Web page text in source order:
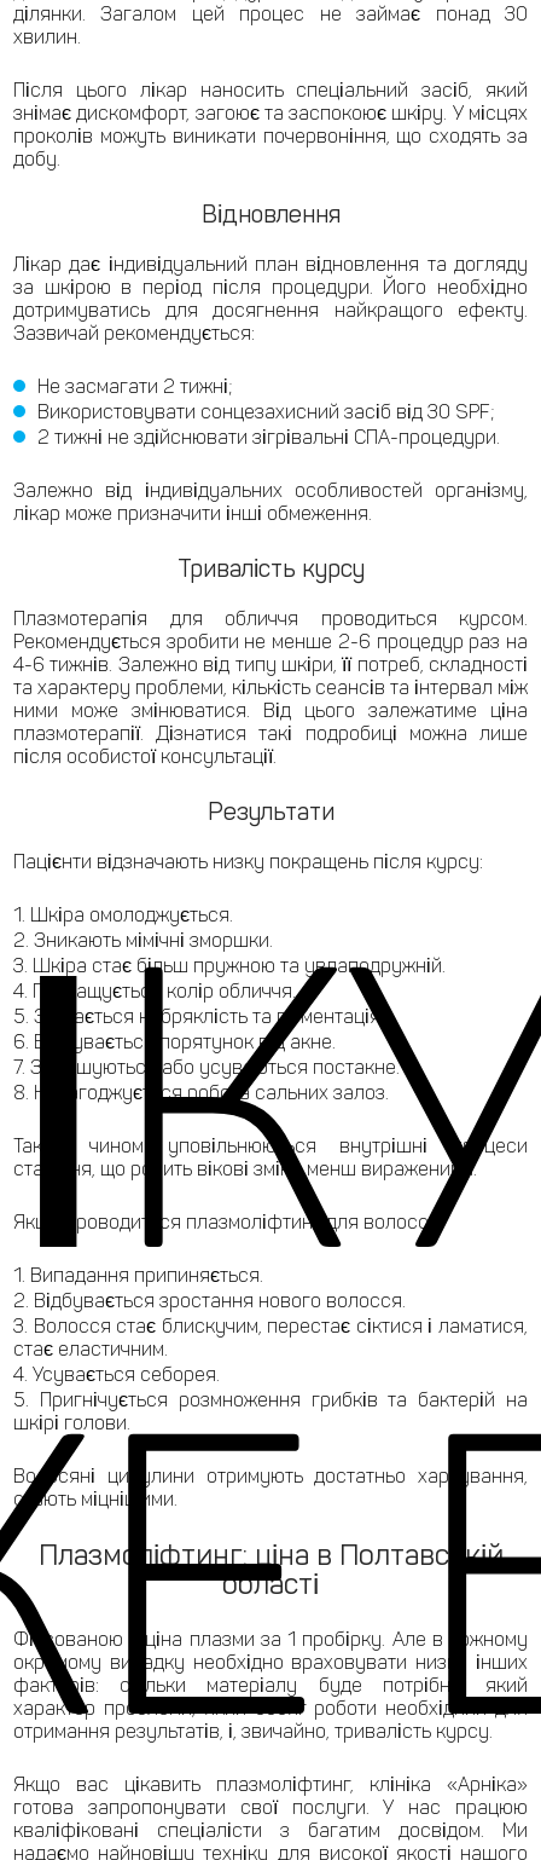
ділянки. Загалом цей процес не займає понад 30
хвилин.
Після цього лікар наносить спеціальний засіб, який
знімає дискомфорт, загоює та заспокоює шкіру. У місцях
проколів можуть виникати почервоніння, що сходять за
добу.
Відновлення
Лікар дає індивідуальний план відновлення та догляду
за шкірою в період після процедури. Його необхідно
дотримуватись для досягнення найкращого ефекту.
Зазвичай рекомендується:
Не засмагати 2 тижні;
Використовувати сонцезахисний засіб від 30 SPF;
2 тижні не здійснювати зігрівальні СПА-процедури.
Залежно від індивідуальних особливостей організму,
лікар може призначити інші обмеження.
Тривалість курсу
Плазмотерапія для обличчя проводиться курсом.
Рекомендується зробити не менше 2-6 процедур раз на
4-6 тижнів. Залежно від типу шкіри, її потреб, складності
та характеру проблеми, кількість сеансів та інтервал між
ними може змінюватися. Від цього залежатиме ціна
плазмотерапії. Дізнатися такі подробиці можна лише
після особистої консультації.
Результати
Пацієнти відзначають низку покращень після курсу:
Шкіра омолоджується.
Зникають мімічні зморшки.
Шкіра стає більш пружною та увлаподружній.
Покращується колір обличчя.
Знімається набряклість та пігментація.
Відбувається порятунок від акне.
Зменшуються або усуваються постакне.
Налагоджується робота сальних залоз.
Таким чином уповільнюються внутрішні процеси
старіння, що робить вікові зміни менш вираженими.
Якщо проводиться плазмоліфтинг для волосся:
Випадання припиняється.
Відбувається зростання нового волосся.
Волосся стає блискучим, перестає сіктися і ламатися,
стає еластичним.
Усувається себорея.
Пригнічується розмноження грибків та бактерій на
шкірі голови.
Волосяні цибулини отримують достатньо харчування,
стають міцнішими.
Плазмоліфтинг: ціна в Полтавській
області
Фіксованою є ціна плазми за 1 пробірку. Але в кожному
окремому випадку необхідно враховувати низку інших
факторів: скільки матеріалу буде потрібно, який
характер проблеми, який обсяг роботи необхідний для
отримання результатів, і, звичайно, тривалість курсу.
Якщо вас цікавить плазмоліфтинг, клініка «Арніка»
готова запропонувати свої послуги. У нас працюю
кваліфіковані спеціалісти з багатим досвідом. Ми
надаємо найновішу техніку для високої якості нашого